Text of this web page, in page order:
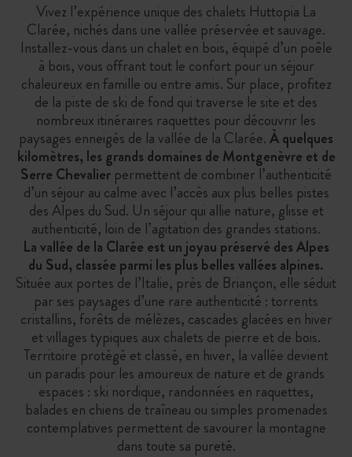
Vivez l’expérience unique des chalets Huttopia La
Clarée, nichés dans une vallée préservée et sauvage.
Installez-vous dans un chalet en bois, équipé d’un poêle
à bois, vous offrant tout le confort pour un séjour
chaleureux en famille ou entre amis. Sur place, profitez
de la piste de ski de fond qui traverse le site et des
nombreux itinéraires raquettes pour découvrir les
paysages enneigés de la vallée de la Clarée.À quelques
kilomètres, les grands domaines de Montgenèvre et de
Serre Chevalier permettent de combiner l’authenticité
d’un séjour au calme avec l’accès aux plus belles pistes
des Alpes du Sud. Un séjour qui allie nature, glisse et
authenticité, loin de l’agitation des grandes stations.
La vallée de la Clarée est un joyau préservé des Alpes
du Sud, classée parmi les plus belles vallées alpines.
Située aux portes de l’Italie, près de Briançon, elle séduit
par ses paysages d’une rare authenticité : torrents
cristallins, forêts de mélèzes, cascades glacées en hiver
et villages typiques aux chalets de pierre et de bois.
Territoire protégé et classé, en hiver, la vallée devient
un paradis pour les amoureux de nature et de grands
espaces : ski nordique, randonnées en raquettes,
balades en chiens de traîneau ou simples promenades
contemplatives permettent de savourer la montagne
dans toute sa pureté.